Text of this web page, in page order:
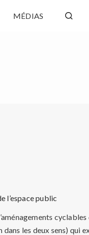
MÉDIAS
l’espace public
les deux sens) qui